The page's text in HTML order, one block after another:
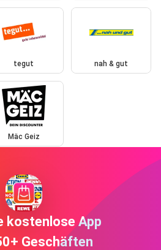
tegut nah & gut
Mäc Geiz
kostenlose App
Geschäften